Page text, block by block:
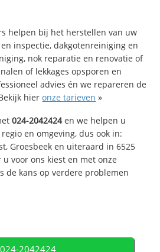
helpen bij het herstellen van uw
inspectie, dakgotenreiniging en
nok reparatie en renovatie of
of lekkages opsporen en
advies én we repareren de
hieronze tarieven »
024-2042424en we helpen u
en omgeving, dus ook in:
Groesbeek en uiteraard in 6525
u voor ons kiest en met onze
de kans op verdere problemen